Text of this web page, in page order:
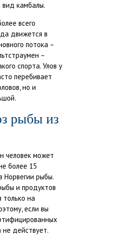
камбалы.
всего
движется в
потока –
–
спорта. Улов у
перебивает
но и
рыбы из
человек может
более 15
Норвегии рыбы.
и продуктов
только на
если вы
не действует.